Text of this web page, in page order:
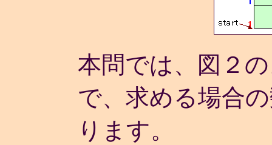
本問では、図２
で、求める場合
ります。